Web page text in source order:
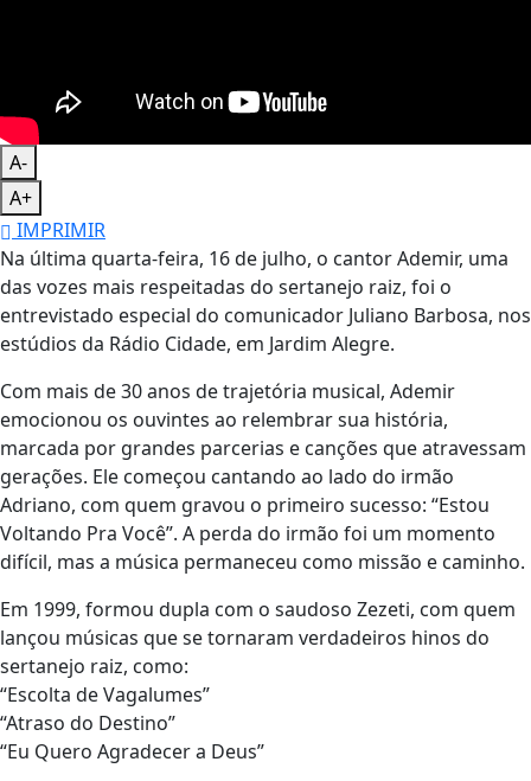
A-
A+
IMPRIMIR
Na última quarta-feira, 16 de julho, o cantor Ademir, uma
das vozes mais respeitadas do sertanejo raiz, foi o
entrevistado especial do comunicador Juliano Barbosa, nos
estúdios da Rádio Cidade, em Jardim Alegre.
Com mais de 30 anos de trajetória musical, Ademir
emocionou os ouvintes ao relembrar sua história,
marcada por grandes parcerias e canções que atravessam
gerações. Ele começou cantando ao lado do irmão
Adriano, com quem gravou o primeiro sucesso: “Estou
Voltando Pra Você”. A perda do irmão foi um momento
difícil, mas a música permaneceu como missão e caminho.
Em 1999, formou dupla com o saudoso Zezeti, com quem
lançou músicas que se tornaram verdadeiros hinos do
sertanejo raiz, como:
“Escolta de Vagalumes”
“Atraso do Destino”
“Eu Quero Agradecer a Deus”